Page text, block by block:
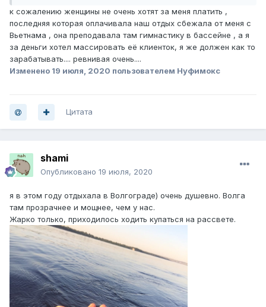
к сожалению женщины не очень хотят за меня платить ,
последняя которая оплачивала наш отдых сбежала от меня с
Вьетнама , она преподавала там гимнастику в бассейне , а я
за деньги хотел массировать её клиенток, я же должен как то
зарабатывать.... ревнивая очень....
Изменено 19 июля, 2020 пользователем Нуфимокс
Цитата
shami
Опубликовано 19 июля, 2020
я в этом году отдыхала в Волгограде) очень душевно. Волга
там прозрачнее и мощнее, чем у нас.
Жарко только, приходилось ходить купаться на рассвете.